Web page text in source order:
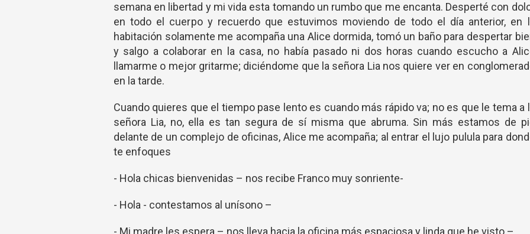
semana en libertad y mi vida esta tomando un rumbo que me encanta. Desperté con
en todo el cuerpo y recuerdo que estuvimos moviendo de todo el día anterior, en
habitación solamente me acompaña una Alice dormida, tomó un baño para despertar
y salgo a colaborar en la casa, no había pasado ni dos horas cuando escucho a
llamarme o mejor gritarme; diciéndome que la señora Lia nos quiere ver en
en la tarde.
Cuando quieres que el tiempo pase lento es cuando más rápido va; no es que le tema a
señora Lia, no, ella es tan segura de sí misma que abruma. Sin más estamos de
delante de un complejo de oficinas, Alice me acompaña; al entrar el lujo pulula para
te enfoques
- Hola chicas bienvenidas – nos recibe Franco muy sonriente-
- Hola - contestamos al unísono –
- Mi madre les espera – nos lleva hacia la oficina más espaciosa y linda que he visto –